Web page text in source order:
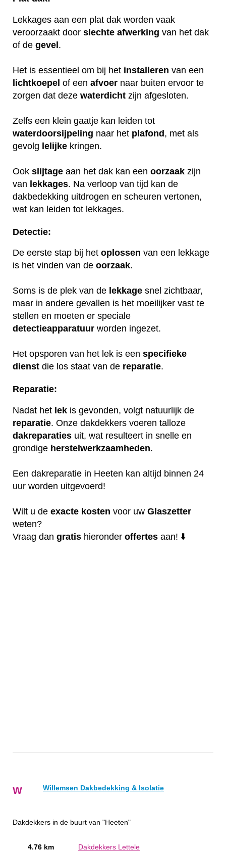
Lekkages aan een plat dak worden vaak
veroorzaakt door slechte afwerking van het dak
of de gevel.
Het is essentieel om bij het installeren van een
lichtkoepel of een afvoer naar buiten ervoor te
zorgen dat deze waterdicht zijn afgesloten.
Zelfs een klein gaatje kan leiden tot
waterdoorsijpeling naar het plafond, met als
gevolg lelijke kringen.
Ook slijtage aan het dak kan een oorzaak zijn
van lekkages. Na verloop van tijd kan de
dakbedekking uitdrogen en scheuren vertonen,
wat kan leiden tot lekkages.
Detectie:
De eerste stap bij het oplossen van een lekkage
is het vinden van de oorzaak.
Soms is de plek van de lekkage snel zichtbaar,
maar in andere gevallen is het moeilijker vast te
stellen en moeten er speciale
detectieapparatuur worden ingezet.
Het opsporen van het lek is een specifieke
dienst die los staat van de reparatie.
Reparatie:
Nadat het lek is gevonden, volgt natuurlijk de
reparatie. Onze dakdekkers voeren talloze
dakreparaties uit, wat resulteert in snelle en
grondige herstelwerkzaamheden.
Een dakreparatie in Heeten kan altijd binnen 24
uur worden uitgevoerd!
Wilt u de exacte kosten voor uw Glaszetter
weten?
Vraag dan gratis hieronder offertes aan! ⬇️
W Willemsen Dakbedekking & Isolatie
Dakdekkers in de buurt van "Heeten"
4.76 km Dakdekkers Lettele